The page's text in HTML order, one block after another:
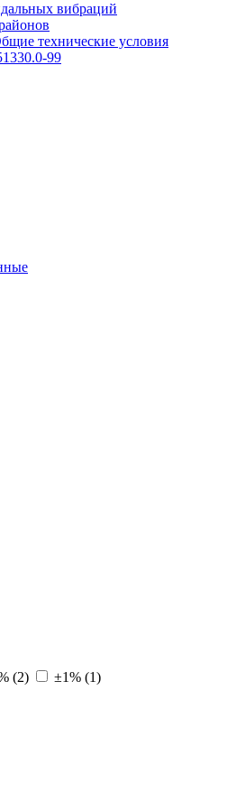
вибраций
технические условия
99
(2) ±1% (1)